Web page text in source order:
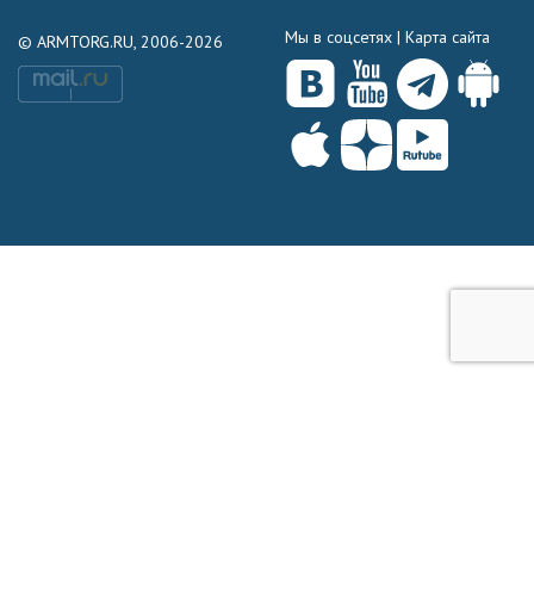
© ARMTORG.RU, 2006-2026 Мы в соцсетях | Карта сайта